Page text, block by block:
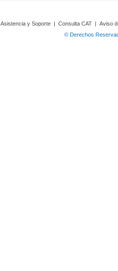
Asistencia y Soporte | Consulta CAT | Aviso
© Derechos